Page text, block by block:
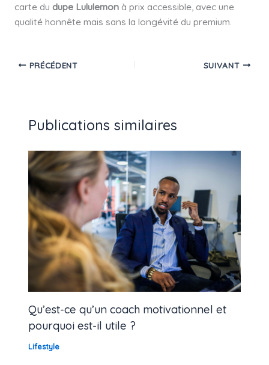
carte du dupe Lululemonà prix accessible, avec une
qualité honnête mais sans la longévité du premium.
PRÉCÉDENT SUIVANT
Publications similaires
Qu’est-ce qu’un coach motivationnel et
pourquoi est-il utile ?
Lifestyle